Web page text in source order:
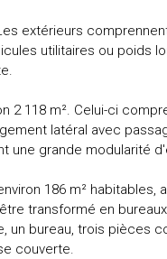
extérieurs
utilitaires ou poids
2 118 m². Celui-ci
latéral avec
une grande modularité
186 m² habitables,
transformé en
un bureau, trois pièces
couverte.